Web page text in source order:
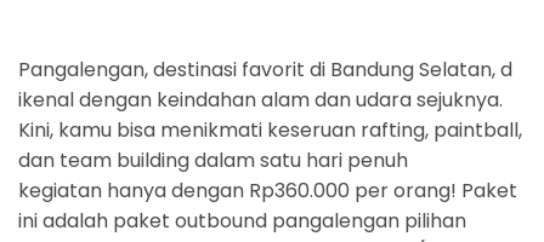
Pangalengan, destinasi favorit di Bandung Selatan, d
ikenal dengan keindahan alam dan udara sejuknya.
Kini, kamu bisa menikmati keseruan rafting, paintball,
dan team building dalam satu hari penuh
kegiatan hanya dengan Rp360.000 per orang! Paket
ini adalah paket outbound pangalengan pilihan